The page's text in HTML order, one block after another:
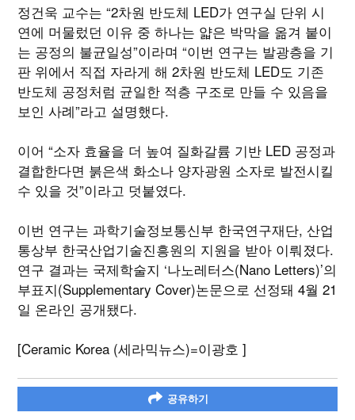
정건욱 교수는 “2차원 반도체 LED가 연구실 단위 시
연에 머물렀던 이유 중 하나는 얇은 박막을 옮겨 붙이
는 공정의 불균일성”이라며 “이번 연구는 발광층을 기
판 위에서 직접 자라게 해 2차원 반도체 LED도 기존
반도체 공정처럼 균일한 적층 구조로 만들 수 있음을
보인 사례”라고 설명했다.
이어 “소자 효율을 더 높여 질화갈륨 기반 LED 공정과
결합한다면 붉은색 화소나 양자광원 소자로 발전시킬
수 있을 것”이라고 덧붙였다.
이번 연구는 과학기술정보통신부 한국연구재단, 산업
통상부 한국산업기술진흥원의 지원을 받아 이뤄졌다.
연구 결과는 국제학술지 ‘나노레터스(Nano Letters)’의
부표지(Supplementary Cover)논문으로 선정돼 4월 21
일 온라인 공개됐다.
[Ceramic Korea (세라믹뉴스)=이광호 ]
공유하기